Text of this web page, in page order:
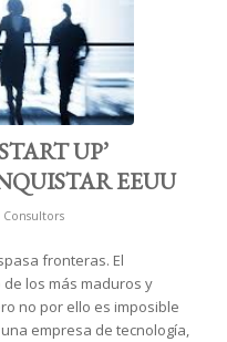
UP’
EEUU
Consultors
fronteras. El
los más maduros y
no por ello es imposible
empresa de tecnología,